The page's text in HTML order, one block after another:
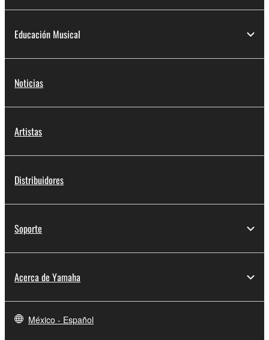
Educación Musical
Noticias
Artistas
Distribuidores
Soporte
Acerca de Yamaha
México - Español